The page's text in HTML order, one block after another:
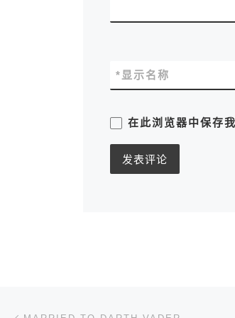
显示名称
*
在此浏览器中保存
文章导航